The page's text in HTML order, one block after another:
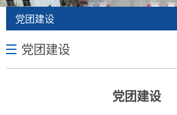
党团建设
党团建设
党团建设